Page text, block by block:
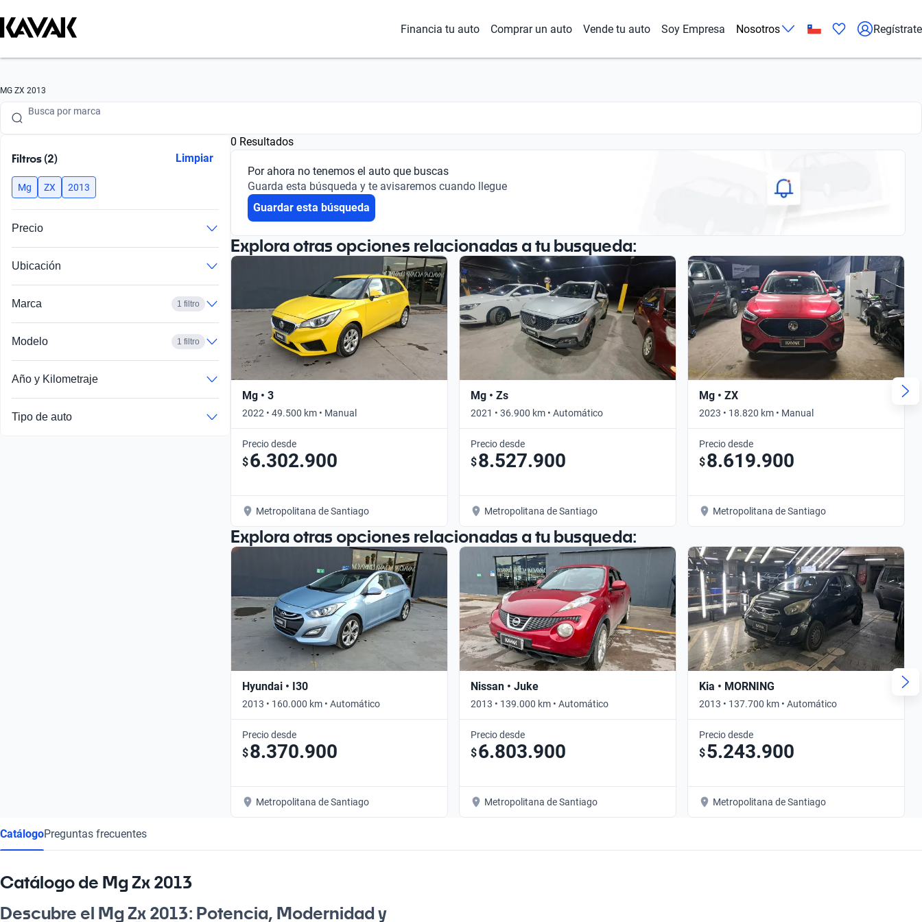
Financia tu auto Comprar un auto Vende tu auto Soy Empresa Nosotros Regístrate
MG ZX 2013Busca por marca
Busca por modelo
Busca por año
Busca por marca
Busca por versión
Busca por año
Filtros (2) Limpiar
Mg ZX 2013
Precio
Ubicación
Marca 1 filtro
Modelo 1 filtro
Año y Kilometraje
Tipo de auto
0 Resultados
Por ahora no tenemos el auto que buscas
Guarda esta búsqueda y te avisaremos cuando llegue
Guardar esta búsqueda
Explora otras opciones relacionadas a tu busqueda:
Mg • 3
2022 • 49.500 km • Manual
Precio desde
$6.302.900
Metropolitana de Santiago
Mg • Zs
2021 • 36.900 km • Automático
Precio desde
$8.527.900
Metropolitana de Santiago
Mg • ZX
2023 • 18.820 km • Manual
Precio desde
$8.619.900
Metropolitana de Santiago
Explora otras opciones relacionadas a tu busqueda:
Hyundai • I30
2013 • 160.000 km • Automático
Precio desde
$8.370.900
Metropolitana de Santiago
Nissan • Juke
2013 • 139.000 km • Automático
Precio desde
$6.803.900
Metropolitana de Santiago
Kia • MORNING
2013 • 137.700 km • Automático
Precio desde
$5.243.900
Metropolitana de Santiago
CatálogoPreguntas frecuentes
Catálogo de Mg Zx 2013
Descubre el Mg Zx 2013: Potencia, Modernidad y